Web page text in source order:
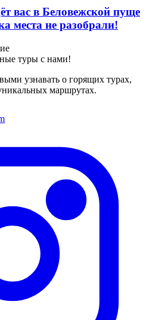
вас в Беловежской пуще
места не разобрали!
туры с нами!
узнавать о горящих турах,
маршрутах.